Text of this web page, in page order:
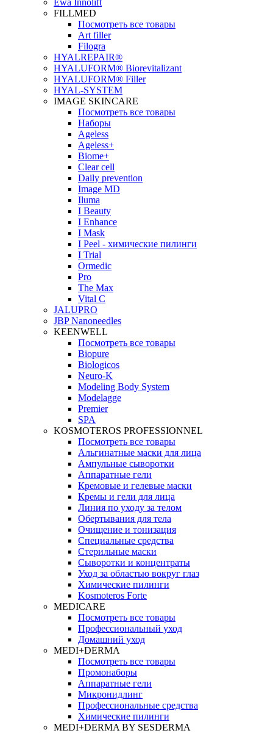
Ewa Innolift
FILLMED
Посмотреть все товары
Art filler
Filogra
НYALREPAIR®
HYALUFORM® Biorevitalizant
HYALUFORM® Filler
HYAL-SYSTEM
IMAGE SKINCARE
Посмотреть все товары
Наборы
Ageless
Ageless+
Biome+
Clear cell
Daily prevention
Image MD
Iluma
I Beauty
I Enhance
I Mask
I Peel - химические пилинги
I Trial
Ormedic
Pro
The Max
Vital C
JALUPRO
JBP Nanoneedles
KEENWELL
Посмотреть все товары
Biopure
Biologicos
Neuro‑K
Modeling Body System
Modelagge
Premier
SPA
KOSMOTEROS PROFESSIONNEL
Посмотреть все товары
Альгинатные маски для лица
Ампульные сыворотки
Аппаратные гели
Кремовые и гелевые маски
Кремы и гели для лица
Линия по уходу за телом
Обертывания для тела
Очищение и тонизация
Специальные средства
Стерильные маски
Сыворотки и концентраты
Уход за областью вокруг глаз
Химические пилинги
Kosmoteros Forte
MEDICARE
Посмотреть все товары
Профессиональный уход
Домашний уход
MEDI+DERMA
Посмотреть все товары
Промонаборы
Аппаратные гели
Микронидлинг
Профессиональные средства
Химические пилинги
MEDI+DERMA BY SESDERMA